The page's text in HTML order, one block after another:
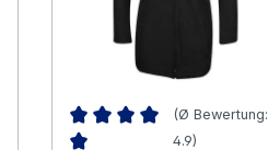
(Ø Bewertung:
4.9)